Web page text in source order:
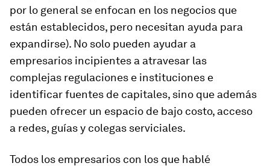
por lo general se enfocan en los negocios que
están establecidos, pero necesitan ayuda para
expandirse). No solo pueden ayudar a
empresarios incipientes a atravesar las
complejas regulaciones e instituciones e
identificar fuentes de capitales, sino que además
pueden ofrecer un espacio de bajo costo, acceso
a redes, guías y colegas serviciales.
Todos los empresarios con los que hablé